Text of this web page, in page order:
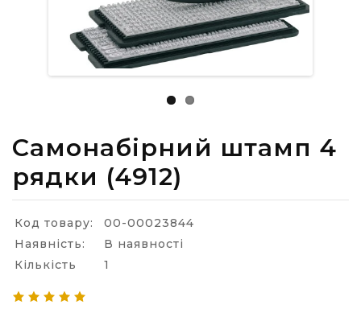
Самонабірний штамп 4
рядки (4912)
Код товару:
00-00023844
Наявність:
В наявності
Кількість
1